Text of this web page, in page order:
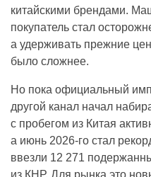
китайскими брендами.
покупатель стал
а удерживать прежние
было сложнее.
Но пока официальный
другой канал начал
с пробегом из Китая
а июнь 2026-го стал
ввезли 12 271
из КНР. Для рынка это